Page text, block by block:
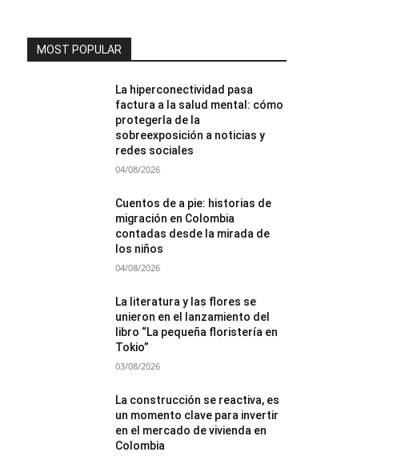
MOST POPULAR
La hiperconectividad pasa
factura a la salud mental: cómo
protegerla de la
sobreexposición a noticias y
redes sociales
04/08/2026
Cuentos de a pie: historias de
migración en Colombia
contadas desde la mirada de
los niños
04/08/2026
La literatura y las flores se
unieron en el lanzamiento del
libro “La pequeña floristería en
Tokio”
03/08/2026
La construcción se reactiva, es
un momento clave para invertir
en el mercado de vivienda en
Colombia